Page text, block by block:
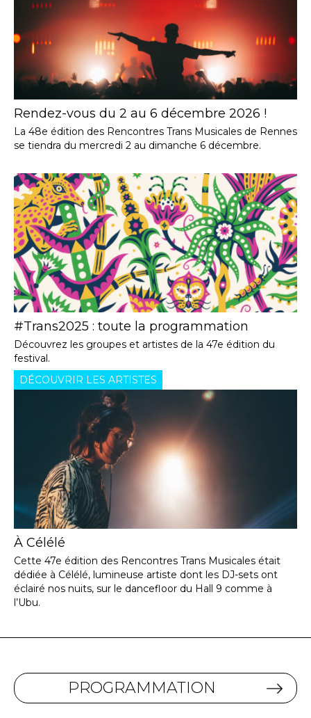
Rendez-vous du 2 au 6 décembre 2026 !
La 48e édition des Rencontres Trans Musicales de Rennes
se tiendra du mercredi 2 au dimanche 6 décembre.
#Trans2025 : toute la programmation
Découvrez les groupes et artistes de la 47e édition du
festival.
DÉCOUVRIR LES ARTISTES
À Célélé
Cette 47e édition des Rencontres Trans Musicales était
dédiée à Célélé, lumineuse artiste dont les DJ-sets ont
éclairé nos nuits, sur le dancefloor du Hall 9 comme à
l’Ubu.
PROGRAMMATION